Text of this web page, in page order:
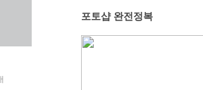
포토샵 완전정복